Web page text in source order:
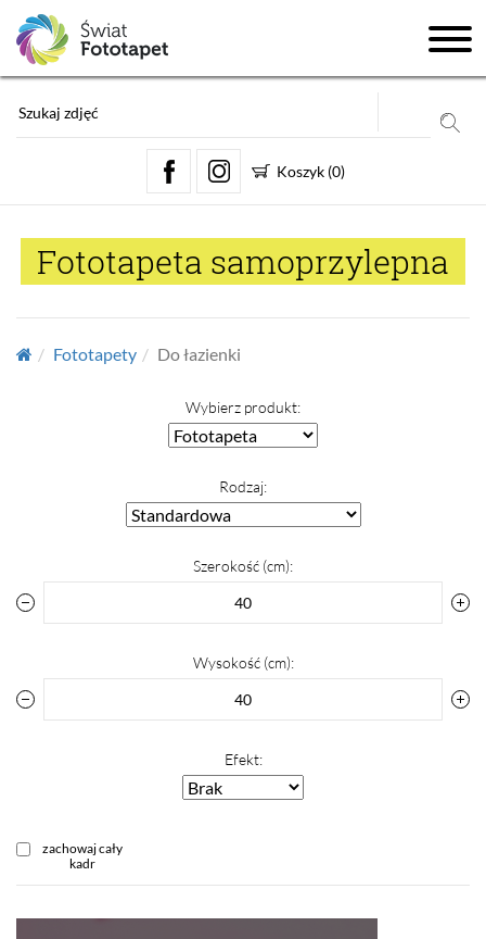
Koszyk (0)
Fototapeta samoprzylepna
Fototapety Do łazienki
Wybierz produkt:
Rodzaj:
Szerokość (cm):
Wysokość (cm):
Efekt:
zachowaj cały
kadr